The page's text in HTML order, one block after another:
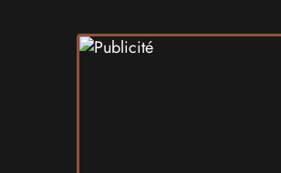
SALONS & CONVENTIONS GEEKS
Art To Play 2026